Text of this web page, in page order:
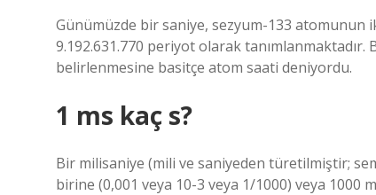
Günümüzde bir saniye, sezyum-133 atomunun
9.192.631.770 periyot olarak
belirlenmesine basitçe atom saati deniyordu.
1 ms kaç s?
Bir milisaniye (mili ve saniyeden türetilmiştir;
birine (0,001 veya 10-3 veya 1/1000) veya